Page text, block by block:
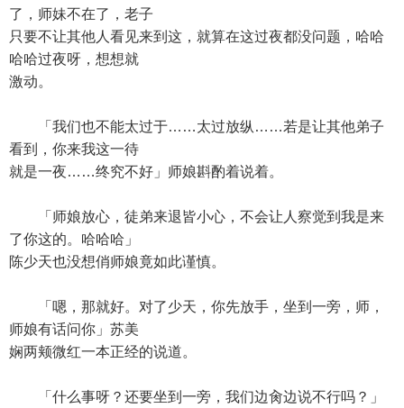
了，师妹不在了，老子
只要不让其他人看见来到这，就算在这过夜都没问题，哈哈
哈哈过夜呀，想想就
激动。
「我们也不能太过于……太过放纵……若是让其他弟子
看到，你来我这一待
就是一夜……终究不好」师娘斟酌着说着。
「师娘放心，徒弟来退皆小心，不会让人察觉到我是来
了你这的。哈哈哈」
陈少天也没想俏师娘竟如此谨慎。
「嗯，那就好。对了少天，你先放手，坐到一旁，师，
师娘有话问你」苏美
娴两颊微红一本正经的说道。
「什么事呀？还要坐到一旁，我们边肏边说不行吗？」